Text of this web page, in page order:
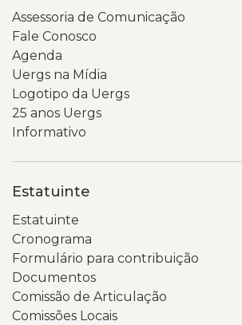
imagem
é
cinza-
claro
e
desfocado,
destacando
o
celular
e
as
mãos
que
o
seguram.
como
indicadores,
pessoal,
PDI,
relatórios
e
demonstrativos.
No
da
página,
o
texto
de
boas-
vindas
Assessoria de Comunicação
Fale Conosco
Agenda
Uergs na Mídia
Logotipo da Uergs
25 anos Uergs
Informativo
Estatuinte
Estatuinte
Cronograma
Formulário para contribuição
Documentos
Comissão de Articulação
Comissões Locais